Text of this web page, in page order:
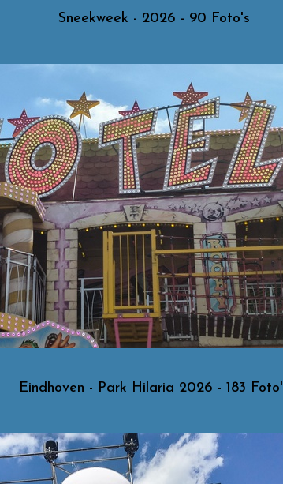
Sneekweek - 2026 - 90 Foto's
Eindhoven - Park Hilaria 2026 - 183